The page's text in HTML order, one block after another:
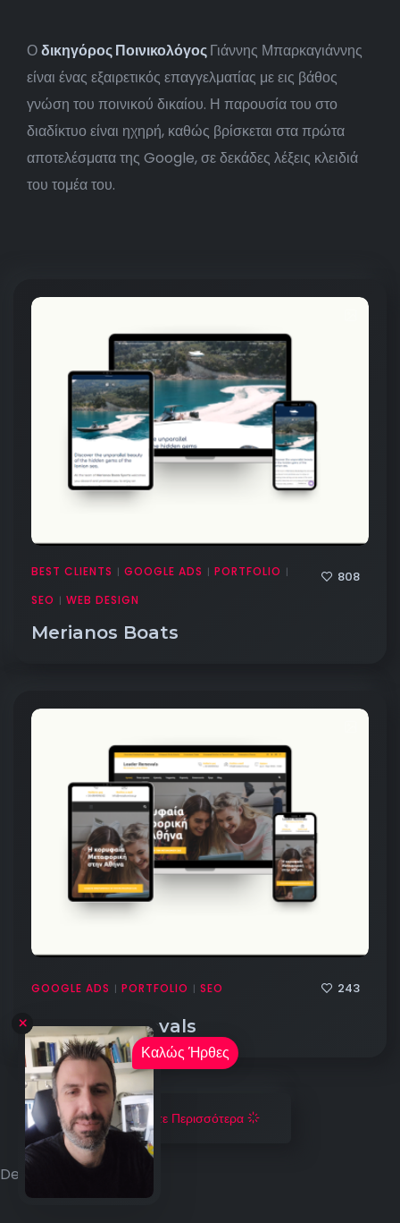
Οδικηγόρος ΠοινικολόγοςΓιάννης Μπαρκαγιάννης
είναι ένας εξαιρετικός επαγγελματίας με εις βάθος
γνώση του ποινικού δικαίου. Η παρουσία του στο
διαδίκτυο είναι ηχηρή, καθώς βρίσκεται στα πρώτα
αποτελέσματα της Google, σε δεκάδες λέξεις κλειδιά
του τομέα του.
BEST CLIENTS | GOOGLE ADS | PORTFOLIO |
SEO | WEB DESIGN
808
Merianos Boats
GOOGLE ADS | PORTFOLIO | SEO 243
Leader Removals
Δείτε Περισσότερα
Descal
Καλώς Ήρθες